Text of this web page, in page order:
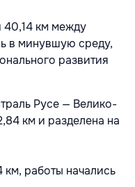
40,14 км между
в минувшую среду,
развития
Русе — Велико-
км и разделена на
работы начались